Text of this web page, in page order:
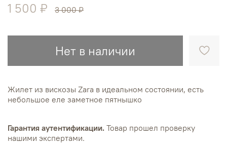
1 500 ₽ 3 000 ₽
Нет в наличии
Жилет из вискозы Zara в идеальном состоянии, есть
небольшое еле заметное пятнышко
Гарантия аутентификации. Товар прошел проверку
нашими экспертами.